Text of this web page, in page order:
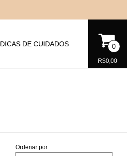
DICAS DE CUIDADOS 0
R$0,00
Ordenar por